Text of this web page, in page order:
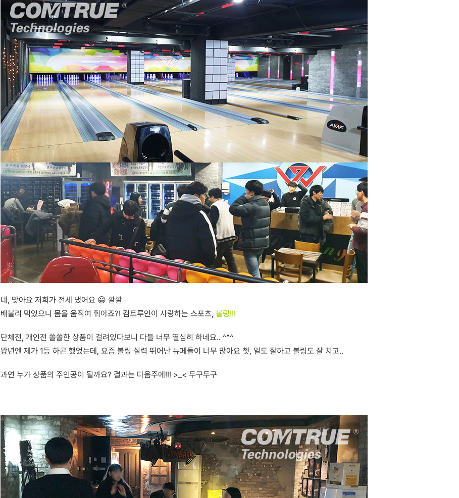
네, 맞아요 저희가 전세 냈어요 😀 깔깔
배불리 먹었으니 몸을 움직여 줘야죠?! 컴트루인이 사랑하는 스포츠,볼링!!!
단체전, 개인전 쏠쏠한 상품이 걸려있다보니 다들 너무 열심히 하네요.. ^^^
왕년엔 제가 1등 하곤 했었는데, 요즘 볼링 실력 뛰어난 뉴페들이 너무 많아요 쳇, 일도 잘하고 볼링도 잘 치고..
과연 누가 상품의 주인공이 될까요? 결과는 다음주에!!! >_< 두구두구